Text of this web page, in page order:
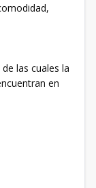
las cuales la
en